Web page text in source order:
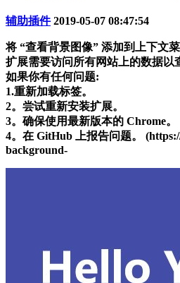
辅助插件 2019-05-07 08:47:54
将 “查看背景图像” 添加到上下文
扩展需要访问所有网站上的数据以
如果你有任何问题:
1.重新加载标签。
2。尝试重新安装扩展。
3。确保使用最新版本的 Chrome。
4。在 GitHub 上报告问题。
background-